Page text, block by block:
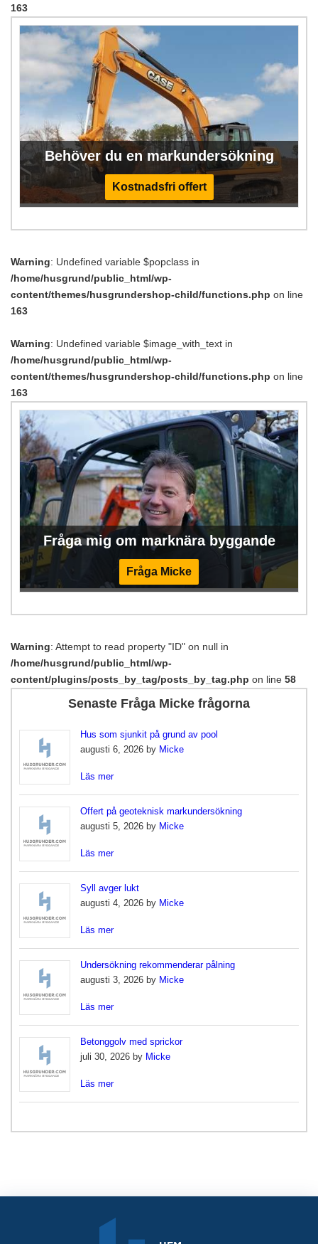
163
Behöver du en markundersökning
Kostnadsfri offert
Warning: Undefined variable $popclass in
/home/husgrund/public_html/wp-
content/themes/husgrundershop-child/functions.php on line
163
Warning: Undefined variable $image_with_text in
/home/husgrund/public_html/wp-
content/themes/husgrundershop-child/functions.php on line
163
Fråga mig om marknära byggande
Fråga Micke
Warning: Attempt to read property "ID" on null in
/home/husgrund/public_html/wp-
content/plugins/posts_by_tag/posts_by_tag.php on line 58
Senaste Fråga Micke frågorna
Hus som sjunkit på grund av pool
augusti 6, 2026 by Micke
Läs mer
Offert på geoteknisk markundersökning
augusti 5, 2026 by Micke
Läs mer
Syll avger lukt
augusti 4, 2026 by Micke
Läs mer
Undersökning rekommenderar pålning
augusti 3, 2026 by Micke
Läs mer
Betonggolv med sprickor
juli 30, 2026 by Micke
Läs mer